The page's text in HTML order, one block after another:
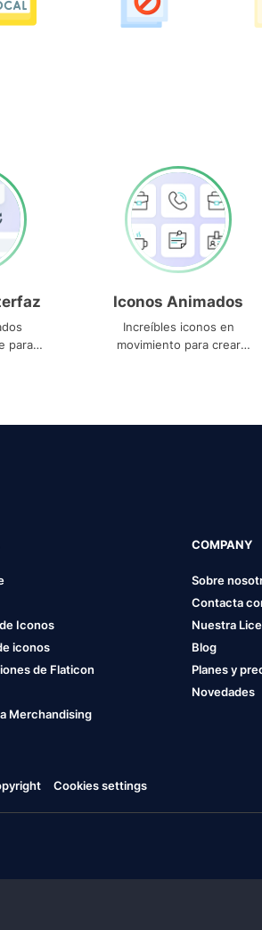
para
Iconos Animados
Increíbles iconos en
movimiento para crear
Iconos
iconos
de Flaticon
Merchandising
COMPANY
Sobre
Contacta
Nuestra
Blog
Planes y
Novedades
Cookies settings